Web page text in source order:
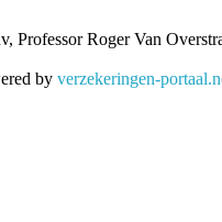
Professor Roger Van
by verzekeringen-